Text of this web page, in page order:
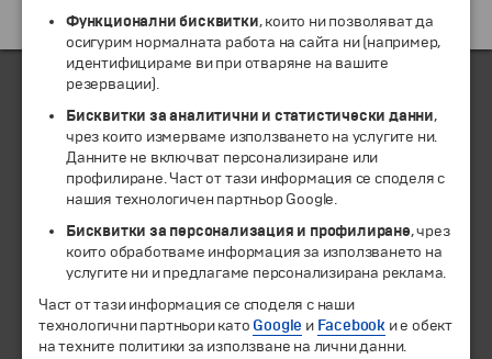
Екскурзии и почивки до Германия »
Функционални бисквитки, които ни позволяват да
осигурим нормалната работа на сайта ни (например,
идентифицираме ви при отваряне на вашите
резервации).
Бисквитки за аналитични и статистически данни,
чрез които измерваме използването на услугите ни.
Данните не включват персонализиране или
профилиране. Част от тази информация се споделя с
нашия технологичен партньор Google.
Бисквитки за персонализация и профилиране, чрез
които обработваме информация за използването на
услугите ни и предлагаме персонализирана реклама.
Част от тази информация се споделя с наши
технологични партньори като Google и Facebook и е обект
на техните политики за използване на лични данни.